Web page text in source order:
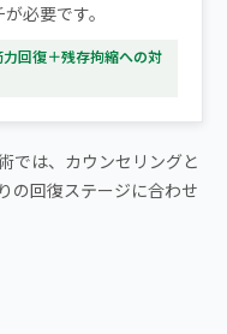
必要です。
回復＋残存拘縮への対
では、カウンセリングと
の回復ステージに合わせ